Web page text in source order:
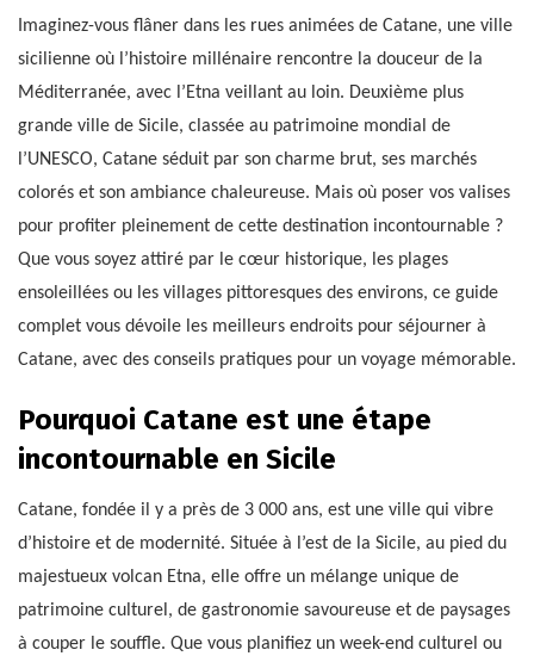
Imaginez-vous flâner dans les rues animées de Catane, une ville
sicilienne où l’histoire millénaire rencontre la douceur de la
Méditerranée, avec l’Etna veillant au loin. Deuxième plus
grande ville de Sicile, classée au patrimoine mondial de
l’UNESCO, Catane séduit par son charme brut, ses marchés
colorés et son ambiance chaleureuse. Mais où poser vos valises
pour profiter pleinement de cette destination incontournable ?
Que vous soyez attiré par le cœur historique, les plages
ensoleillées ou les villages pittoresques des environs, ce guide
complet vous dévoile les meilleurs endroits pour séjourner à
Catane, avec des conseils pratiques pour un voyage mémorable.
Pourquoi Catane est une étape
incontournable en Sicile
Catane, fondée il y a près de 3 000 ans, est une ville qui vibre
d’histoire et de modernité. Située à l’est de la Sicile, au pied du
majestueux volcan Etna, elle offre un mélange unique de
patrimoine culturel, de gastronomie savoureuse et de paysages
à couper le souffle. Que vous planifiez un week-end culturel ou